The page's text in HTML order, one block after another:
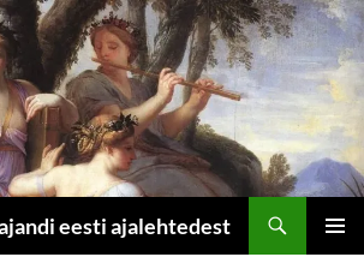
eesti ajalehtedest